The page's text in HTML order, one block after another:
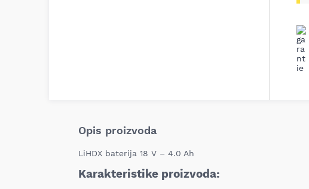
Opis proizvoda
LiHDX baterija 18 V – 4.0 Ah
Karakteristike proizvoda: